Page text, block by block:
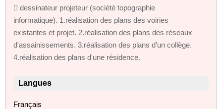
 dessinateur projeteur (société topographie
informatique). 1.réalisation des plans des voiries
existantes et projet. 2.réalisation des plans des réseaux
d'assainissements. 3.réalisation des plans d'un collège.
4.réalisation des plans d'une résidence.
Langues
Français